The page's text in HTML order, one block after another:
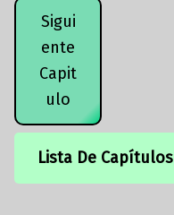
Sigui
ente
Capit
ulo
Lista De Capítulos